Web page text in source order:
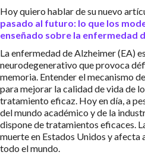
Hoy quiero hablar de su nuevo
pasado al futuro: lo que los
enseñado sobre la enfermedad
La enfermedad de Alzheimer (EA)
neurodegenerativo que provoca
memoria. Entender el mecanismo
para mejorar la calidad de vida de
tratamiento eficaz. Hoy en día, a
del mundo académico y de la
dispone de tratamientos eficaces.
muerte en Estados Unidos y afecta
todo el mundo.